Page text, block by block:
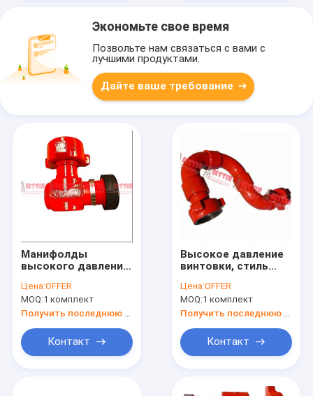
Экономьте свое время
Позвольте нам связаться с вами с
лучшими продуктами.
Дайте ваше требование
Манифолды
высокого давления
месторождения No
234 дюйма, фиг
602,1502,1002
Цена:OFFER
MOQ:1 комплект
Контакт
Высокое давление
винтовки, стиль
15000 PSI STD
SERVICE,API, SPM /
FMC стиль
Цена:OFFER
MOQ:1 комплект
Контакт